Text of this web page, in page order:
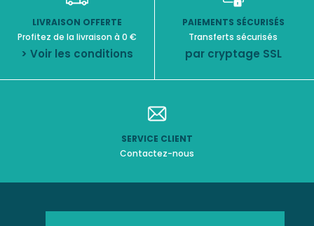
LIVRAISON OFFERTE
Profitez de la livraison à 0 €
> Voir les conditions
PAIEMENTS SÉCURISÉS
Transferts sécurisés
par cryptage SSL
SERVICE CLIENT
Contactez-nous